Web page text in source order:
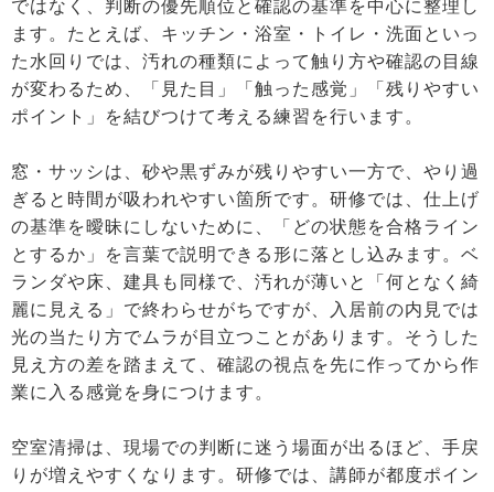
ではなく、判断の優先順位と確認の基準を中心に整理し
ます。たとえば、キッチン・浴室・トイレ・洗面といっ
た水回りでは、汚れの種類によって触り方や確認の目線
が変わるため、「見た目」「触った感覚」「残りやすい
ポイント」を結びつけて考える練習を行います。
窓・サッシは、砂や黒ずみが残りやすい一方で、やり過
ぎると時間が吸われやすい箇所です。研修では、仕上げ
の基準を曖昧にしないために、「どの状態を合格ライン
とするか」を言葉で説明できる形に落とし込みます。ベ
ランダや床、建具も同様で、汚れが薄いと「何となく綺
麗に見える」で終わらせがちですが、入居前の内見では
光の当たり方でムラが目立つことがあります。そうした
見え方の差を踏まえて、確認の視点を先に作ってから作
業に入る感覚を身につけます。
空室清掃は、現場での判断に迷う場面が出るほど、手戻
りが増えやすくなります。研修では、講師が都度ポイン